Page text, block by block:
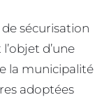
sécurisation
d’une
la municipalité
adoptées